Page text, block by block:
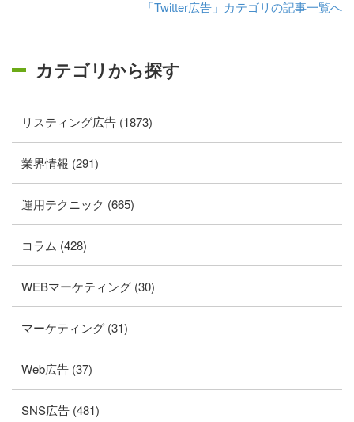
「Twitter広告」カテゴリの記事一覧へ
カテゴリから探す
リスティング広告 (1873)
業界情報 (291)
運用テクニック (665)
コラム (428)
WEBマーケティング (30)
マーケティング (31)
Web広告 (37)
SNS広告 (481)